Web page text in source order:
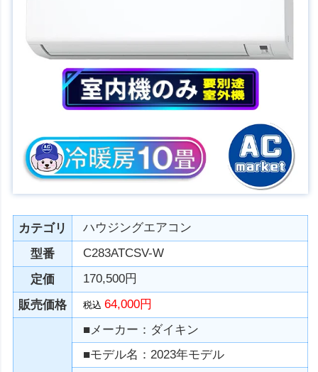
カテゴリ
ハウジングエアコン
型番
C283ATCSV-W
定価
170,500円
販売価格
税込64,000円
■メーカー：ダイキン
■モデル名：2023年モデル